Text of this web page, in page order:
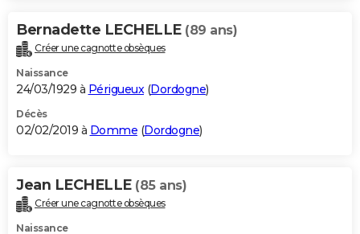
Bernadette LECHELLE (89 ans)
Créer une cagnotte obsèques
Naissance
24/03/1929 à Périgueux(Dordogne)
Décès
02/02/2019 à Domme (Dordogne)
Jean LECHELLE (85 ans)
Créer une cagnotte obsèques
Naissance